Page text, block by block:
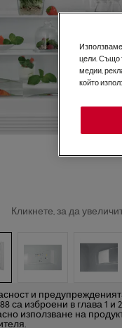
Кликнете, за да
и
са изброени в глава 1 и
използване на
цели. Също
медии,
който